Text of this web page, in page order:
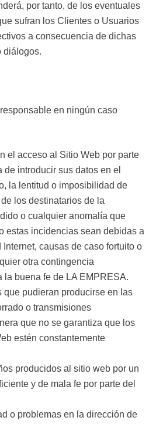
por tanto, de los eventuales
sufran los Clientes o Usuarios
a consecuencia de dichas
diálogos.
en ningún caso
el acceso al Sitio Web por parte
introducir sus datos en el
la lentitud o imposibilidad de
los destinatarios de la
o cualquier anomalía que
estas incidencias sean debidas a
causas de caso fortuito o
otra contingencia
la buena fe de LA EMPRESA.
que pudieran producirse en las
o transmisiones
que no se garantiza que los
estén constantemente
producidos al sitio web por un
y de mala fe por parte del
o problemas en la dirección de